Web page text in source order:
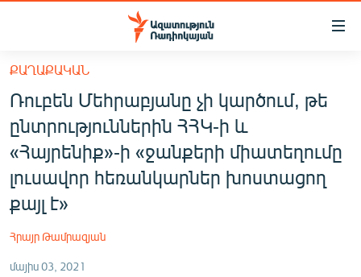
Մատչելիության
հիմնական
բովանդակությանը
Անցնել
հիմնական
մենյուին
Որոնում
ՀԱՅԱՍՏԱՆ
ՔԱՂԱՔԱԿԱՆ
ԸՆՏՐՈՒԹՅՈՒՆՆԵՐ 2026
ԻՐԱՎՈՒՆՔ
ՀԱՍԱՐԱԿՈՒԹՅՈՒՆ
ՔԱՂԱՔԱԿԱՆ
Ռուբեն Մեհրաբյանը չի կարծում, թե
ընտրություններին ՀՀԿ-ի և
«Հայրենիք»-ի «ջանքերի միատեղումը
լուսավոր հեռանկարներ խոստացող
քայլ է»
Հրայր Թամրազյան
մայիս 03, 2021